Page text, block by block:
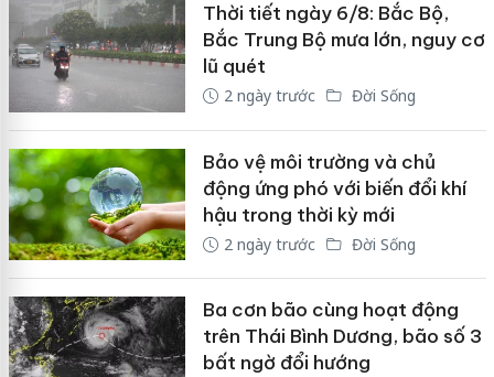
Thời tiết ngày 6/8: Bắc Bộ,
Bắc Trung Bộ mưa lớn, nguy cơ
lũ quét
2 ngày trước Đời Sống
Bảo vệ môi trường và chủ
động ứng phó với biến đổi khí
hậu trong thời kỳ mới
2 ngày trước Đời Sống
Ba cơn bão cùng hoạt động
trên Thái Bình Dương, bão số 3
bất ngờ đổi hướng